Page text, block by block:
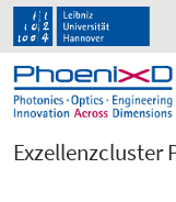
Exzellenzcluster